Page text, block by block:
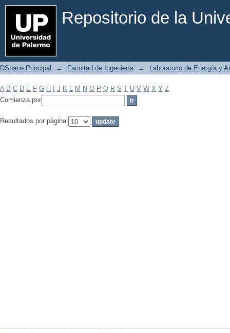
Repositorio de la
Filtrar por: Materia
DSpace Principal → Facultad de Ingeniería → Laboratorio de Energía y
A B C D E F G H J K L M N O P Q R S T U V W X Y Z
Comienza por
Resultados por página: